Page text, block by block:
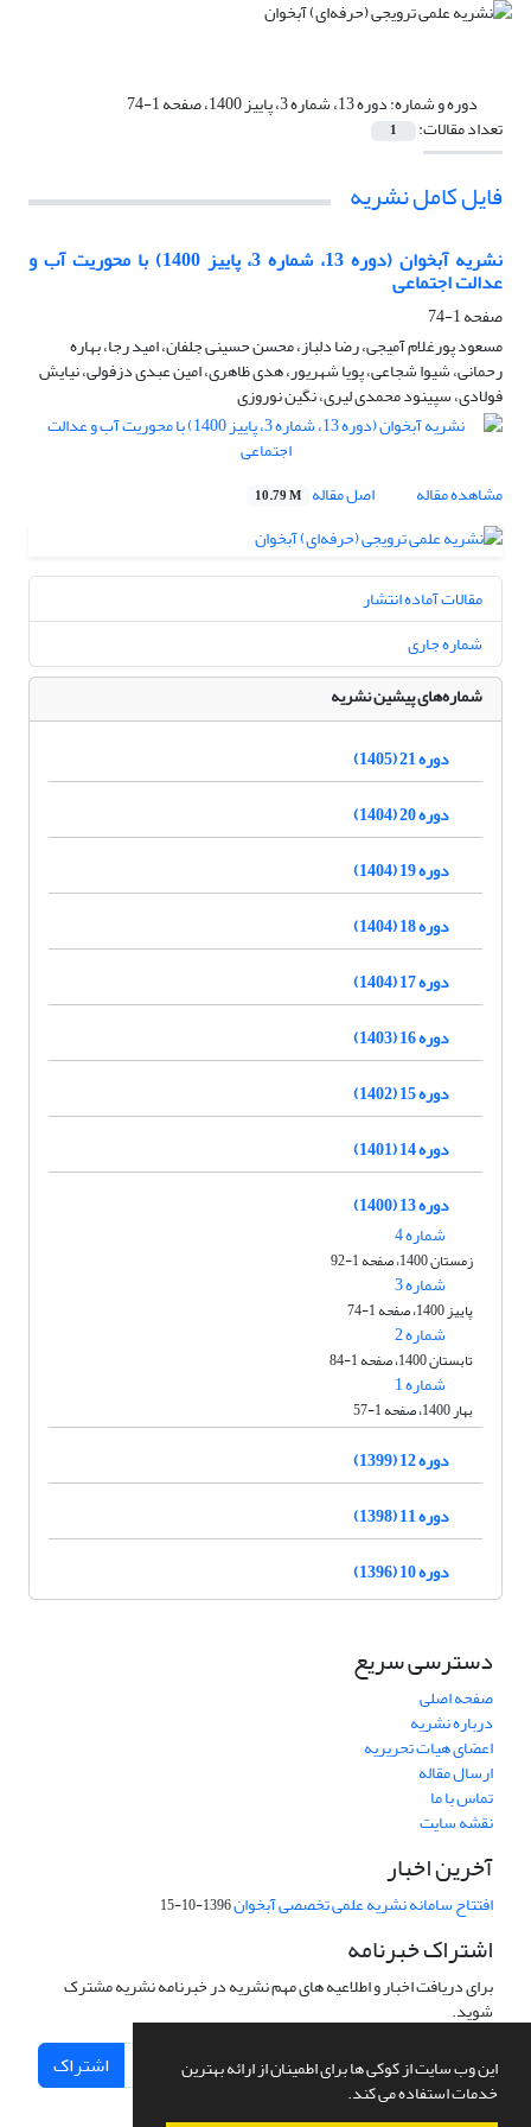
این وب سایت از کوکی ها برای اطمینان از ارائه بهترین
خدمات استفاده می کند.
دوره و شماره:دوره 13، شماره 3، پاییز 1400، صفحه 1-74
تعداد مقالات: 1
فایل کامل نشریه
نشریه آبخوان (دوره 13، شماره 3، پاییز 1400) با محوریت آب و
عدالت اجتماعی
صفحه1-74
مسعود پورغلام آمیجی، رضا دلباز، محسن حسینی جلفان، امید رجا، بهاره
رحمانی، شیوا شجاعی، پویا شهریور، هدی ظاهری، امین عبدی دزفولی، نیایش
فولادی، سپینود محمدی لیری، نگین نوروزی
مشاهده مقاله اصل مقاله 10.79 M
مقالات آماده انتشار
شماره جاری
شماره‌های پیشین نشریه
دوره 21 (1405)
دوره 20 (1404)
دوره 19 (1404)
دوره 18 (1404)
دوره 17 (1404)
دوره 16 (1403)
دوره 15 (1402)
دوره 14 (1401)
دوره 13 (1400)
شماره 4
زمستان 1400، صفحه 1-92
شماره 3
پاییز 1400، صفحه 1-74
شماره 2
تابستان 1400، صفحه 1-84
شماره 1
بهار 1400، صفحه 1-57
دوره 12 (1399)
دوره 11 (1398)
دوره 10 (1396)
دسترسی سریع
صفحه اصلی
درباره نشریه
اعضای هیات تحریریه
ارسال مقاله
تماس با ما
نقشه سایت
آخرین اخبار
افتتاح سامانه نشریه علمی تخصصی آبخوان1396-10-15
اشتراک خبرنامه
برای دریافت اخبار و اطلاعیه های مهم نشریه در خبرنامه نشریه مشترک
شوید.
اشتراک